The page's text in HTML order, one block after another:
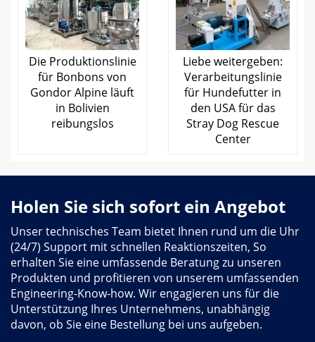
Die Produktionslinie
für Bonbons von
Gondor Alpine läuft
in Bolivien
reibungslos
Liebe weitergeben:
Verarbeitungslinie
für Hundefutter in
den USA für das
Stray Dog Rescue
Center
Holen Sie sich sofort ein Angebot
Unser technisches Team bietet Ihnen rund um die Uhr
(24/7) Support mit schnellen Reaktionszeiten, So
erhalten Sie eine umfassende Beratung zu unseren
Produkten und profitieren von unserem umfassenden
Engineering-Know-how. Wir engagieren uns für die
Unterstützung Ihres Unternehmens, unabhängig
davon, ob Sie eine Bestellung bei uns aufgeben.